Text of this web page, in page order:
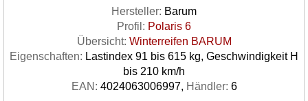
Hersteller: Barum
Profil: Polaris 6
Übersicht: Winterreifen BARUM
Eigenschaften: Lastindex 91 bis 615 kg, Geschwindigkeit H
bis 210 km/h
EAN: 4024063006997, Händler: 6